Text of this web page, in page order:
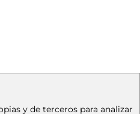
y de terceros para analizar